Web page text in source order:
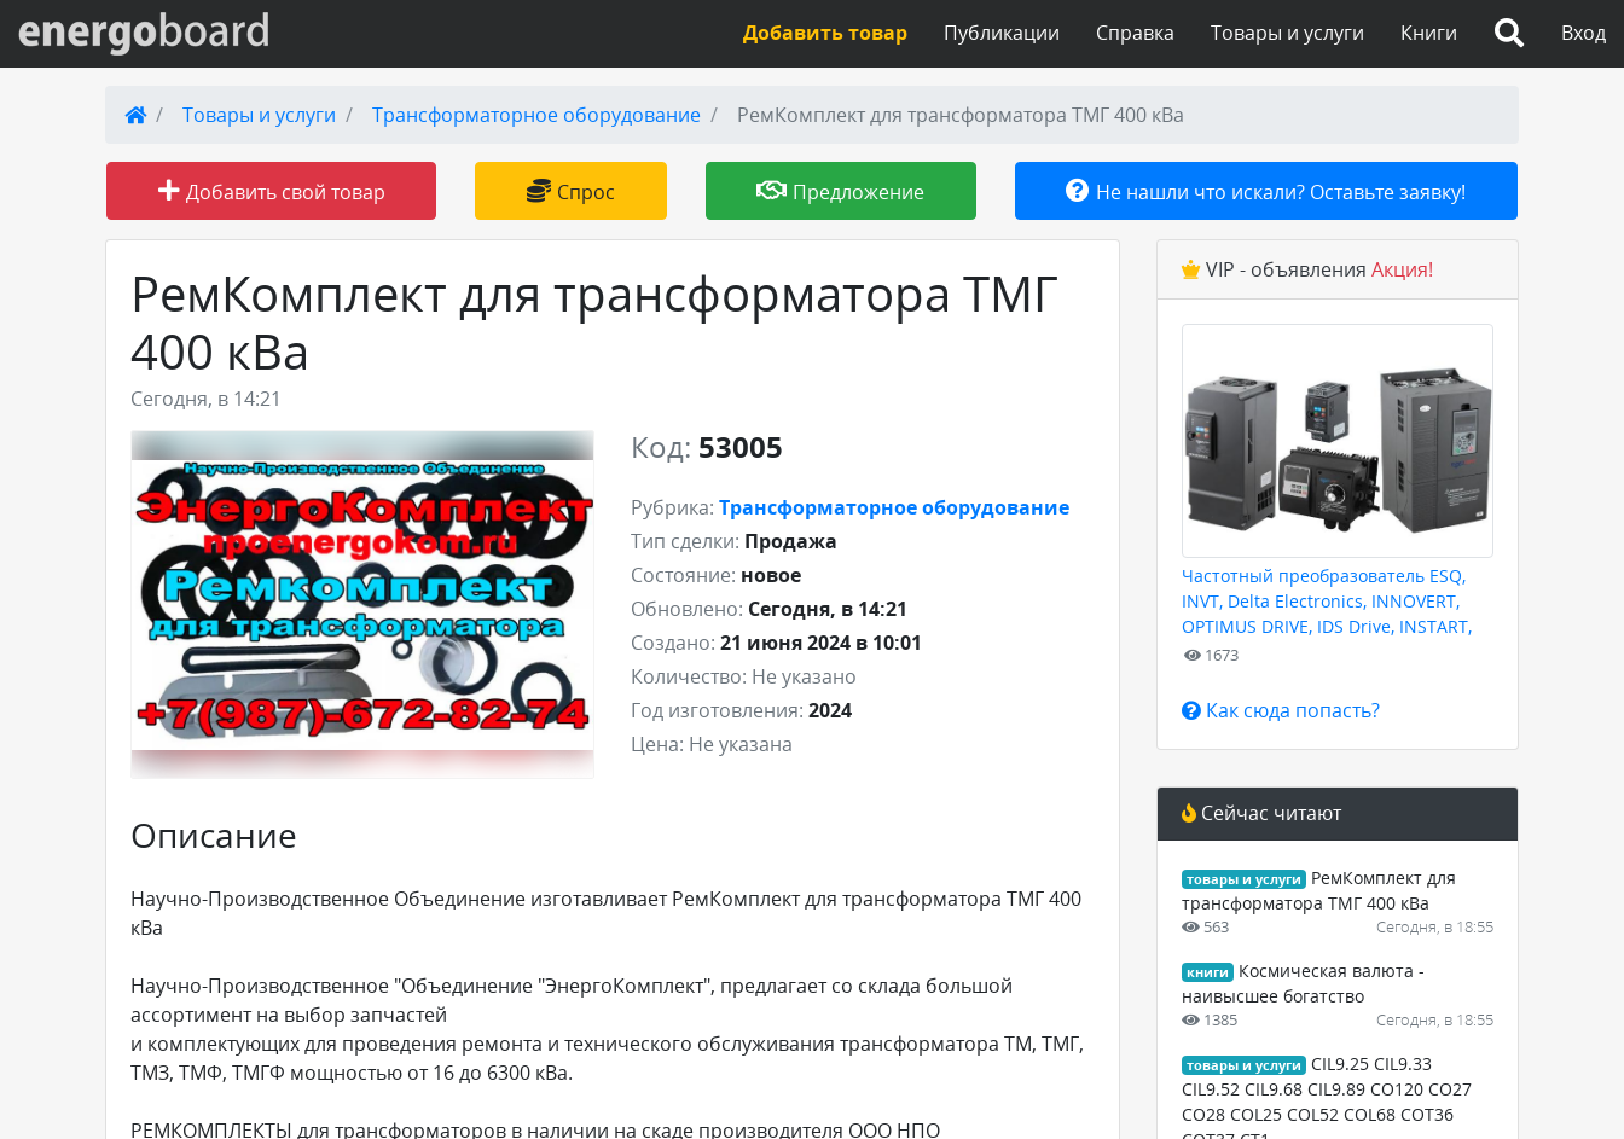
Вход на сайт
Поиск по сайту
Публикации
Справка
Товары и услуги
Добавить товар или услугу
Вход
Книги
Товары и услуги
Справка
Публикации
Добавить товар
Товары и услуги Трансформаторное оборудование РемКомплект для трансформатора ТМГ 400 кВа
Добавить свой товар Спрос Предложение Не нашли что искали? Оставьте заявку!
РемКомплект для трансформатора ТМГ
400 кВа
Сегодня, в 14:21
Код: 53005
Рубрика: Трансформаторное оборудование
Тип сделки: Продажа
Состояние: новое
Обновлено: Сегодня, в 14:21
Создано: 21 июня 2024 в 10:01
Количество: Не указано
Год изготовления: 2024
Цена: Не указана
Описание
Научно-Производственное Объединение изготавливает РемКомплект для трансформатора ТМГ 400
кВа
Научно-Производственное "Объединение "ЭнергоКомплект", предлагает со склада большой
ассортимент на выбор запчастей
и комплектующих для проведения ремонта и технического обслуживания трансформатора ТМ, ТМГ,
ТМЗ, ТМФ, ТМГФ мощностью от 16 до 6300 кВа.
РЕМКОМПЛЕКТЫ для трансформаторов в наличии на скаде производителя ООО НПО
VIP - объявления Акция!
Частотный преобразователь ESQ,
INVT, Delta Electronics, INNOVERT,
OPTIMUS DRIVE, IDS Drive, INSTART,
HYUNDAI для любых задач
1673
Как сюда попасть?
Сейчас читают
товары и услуги
РемКомплект для
трансформатора ТМГ 400 кВа
563 Сегодня, в 18:55
книги
Космическая валюта -
наивысшее богатство
1385 Сегодня, в 18:55
товары и услуги
CIL9.25 CIL9.33
CIL9.52 CIL9.68 CIL9.89 CO120 CO27
CO28 COL25 COL52 COL68 COT36